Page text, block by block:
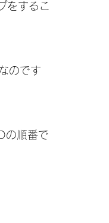
をするこ
のです
の順番で